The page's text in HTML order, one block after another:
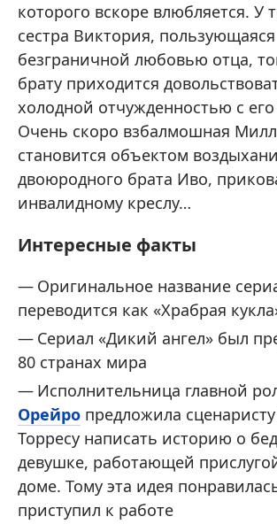
которого вскоре влюбляется. У
сестра Виктория, пользующаяся
безграничной любовью отца,
брату приходится
холодной отчужденностью с
Очень скоро взбалмошная
становится объектом
двоюродного брата Иво,
инвалидному креслу…
Интересные факты
Оригинальное название
переводится как «Храбрая
Сериал «Дикий ангел» был
80 странах мира
Исполнительница главной
Орейро предложила
Торресу написать историю о
девушке, работающей
доме. Тому эта идея
приступил к работе